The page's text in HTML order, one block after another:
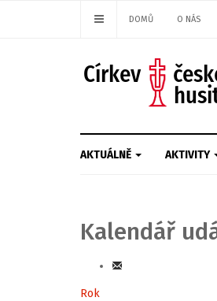
DOMŮ O NÁS
AKTUÁLNĚ AKTIVITY
Kalendář
Rok